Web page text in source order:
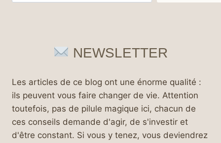
NEWSLETTER
Les articles de ce blog ont une énorme qualité :
ils peuvent vous faire changer de vie. Attention
toutefois, pas de pilule magique ici, chacun de
ces conseils demande d'agir, de s'investir et
d'être constant. Si vous y tenez, vous deviendrez